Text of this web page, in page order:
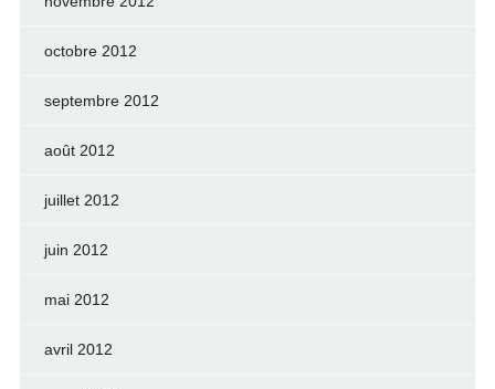
octobre 2012
septembre 2012
août 2012
juillet 2012
juin 2012
mai 2012
avril 2012